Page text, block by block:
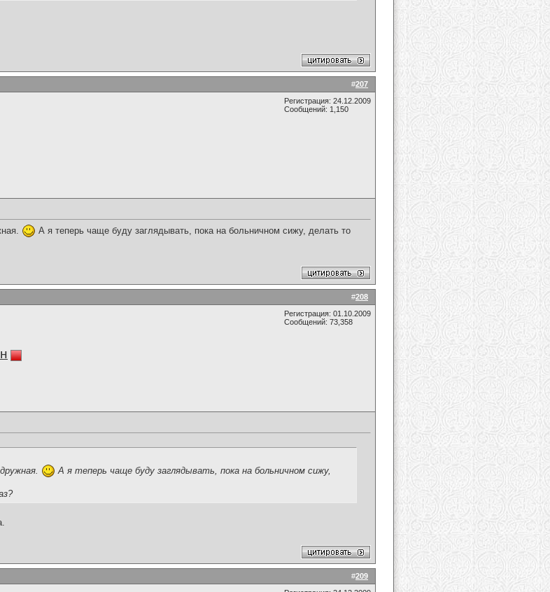
#207
Регистрация: 24.12.2009
Сообщений: 1,150
А я теперь чаще буду заглядывать, пока на больничном сижу, делать то
#208
Регистрация: 01.10.2009
Сообщений: 73,358
А я теперь чаще буду заглядывать, пока на больничном сижу,
#209